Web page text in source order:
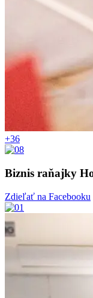
+36
Biznis raňajky
Zdieľať na Facebooku